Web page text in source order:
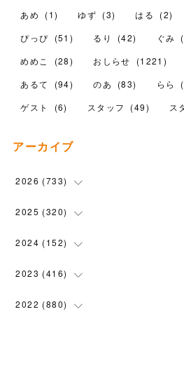
あめ (1) ゆず (3) はる (2)
ぴっぴ (51 ) るり (42) ぐみ (
めめこ
(28) おしらせ (1221 )
あるて
(94) のあ (83) らら (
ゲスト
(6) スタッフ (49) ス
アーカイブ
2026 (733)
(24)
(104
( 110
( 119
2025 (320)
(90)
( 100
(72)
2024 (152)
(5 )
(5)
2023 (416)
(28)
2022 (880)